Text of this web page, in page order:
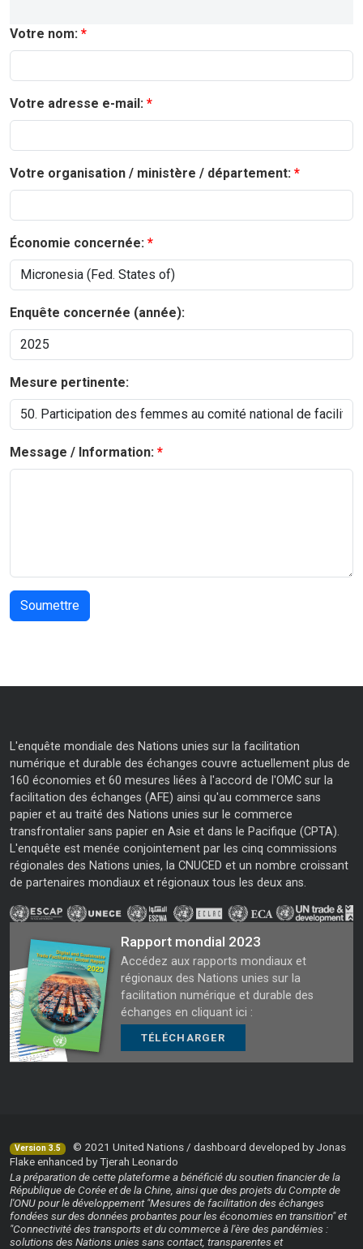
Votre nom:
Votre adresse e-mail:
Votre organisation / ministère / département:
Économie concernée:
Enquête concernée (année):
Mesure pertinente:
Message / Information:
L'enquête mondiale des Nations unies sur la facilitation
numérique et durable des échanges couvre actuellement plus de
160 économies et 60 mesures liées à l'accord de l'OMC sur la
facilitation des échanges (AFE) ainsi qu'au commerce sans
papier et au traité des Nations unies sur le commerce
transfrontalier sans papier en Asie et dans le Pacifique (CPTA).
L'enquête est menée conjointement par les cinq commissions
régionales des Nations unies, la CNUCED et un nombre croissant
de partenaires mondiaux et régionaux tous les deux ans.
Rapport mondial 2023
Accédez aux rapports mondiaux et
régionaux des Nations unies sur la
facilitation numérique et durable des
échanges en cliquant ici :
TÉLÉCHARGER
Version 3.5
© 2021 United Nations / dashboard developed by Jonas
Flake enhanced by Tjerah Leonardo
La préparation de cette plateforme a bénéficié du soutien financier de la
République de Corée et de la Chine, ainsi que des projets du Compte de
l'ONU pour le développement "Mesures de facilitation des échanges
fondées sur des données probantes pour les économies en transition" et
"Connectivité des transports et du commerce à l'ère des pandémies :
solutions des Nations unies sans contact, transparentes et